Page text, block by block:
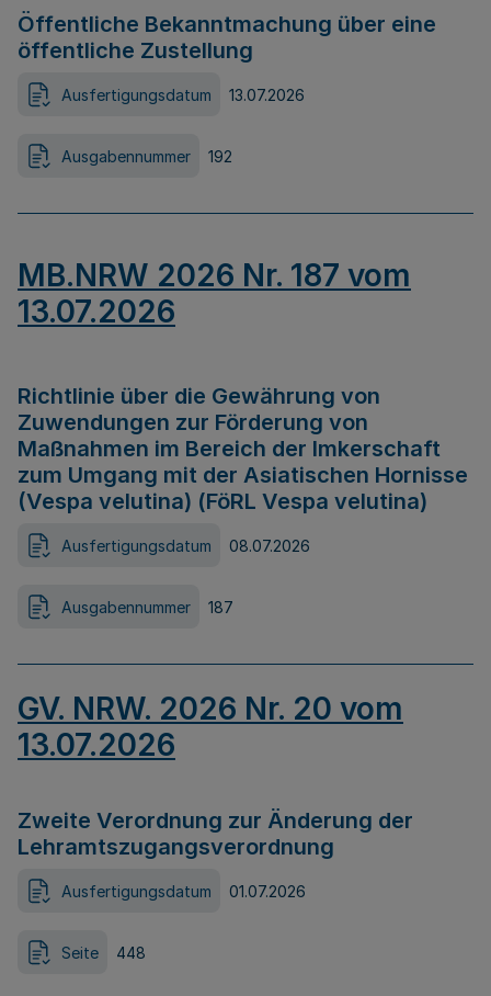
Öffentliche Bekanntmachung über eine
öffentliche Zustellung
Ausfertigungsdatum 13.07.2026
Ausgabennummer 192
MB.NRW 2026 Nr. 187 vom
13.07.2026
Richtlinie über die Gewährung von
Zuwendungen zur Förderung von
Maßnahmen im Bereich der Imkerschaft
zum Umgang mit der Asiatischen Hornisse
(Vespa velutina) (FöRL Vespa velutina)
Ausfertigungsdatum 08.07.2026
Ausgabennummer 187
GV. NRW. 2026 Nr. 20 vom
13.07.2026
Zweite Verordnung zur Änderung der
Lehramtszugangsverordnung
Ausfertigungsdatum 01.07.2026
Seite 448